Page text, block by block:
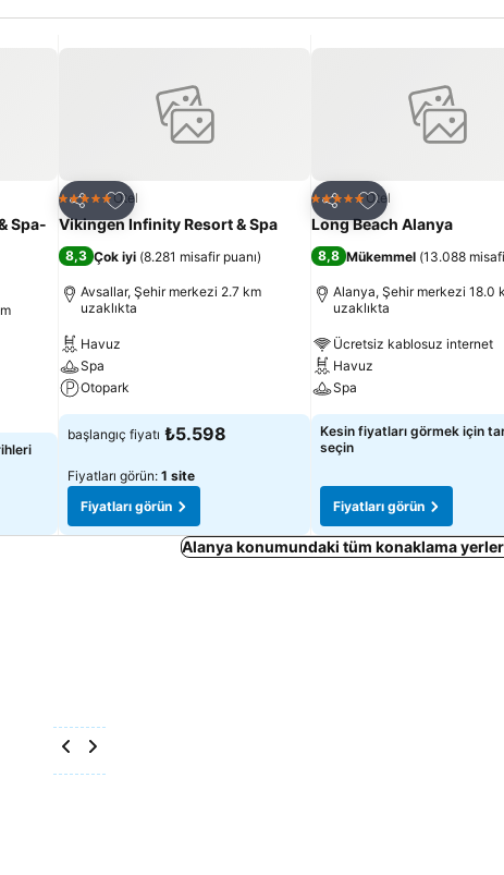
hizmetine sunulmuştur.
Spa-
Paylaş
Favorilerime ekle
5 Yıldız Otel
Vikingen Infinity Resort & Spa
8,3 Çok iyi (8.281 misafir puanı)
Avsallar, Şehir merkezi 2.7 km
uzaklıkta
Havuz
Spa
Otopark
başlangıç fiyatı ₺5.598
Fiyatları görün: 1 site
Fiyatları görün
Paylaş
Favorilerime ekle
5 Yıldız Otel
Long Beach Alanya
8,8 Mükemmel (13.088
Alanya, Şehir merkezi 18.0
uzaklıkta
Ücretsiz kablosuz internet
Havuz
Spa
Kesin fiyatları görmek için
seçin
Fiyatları görün
Alanya konumundaki tüm konaklama